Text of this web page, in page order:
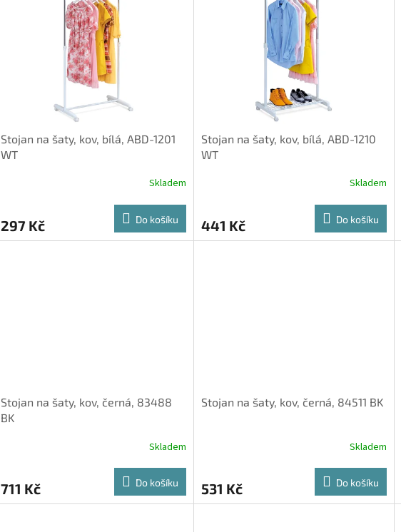
Stojan na šaty, kov, bílá, ABD-1201
WT
Skladem
297 Kč Do košíku
Stojan na šaty, kov, bílá, ABD-1210
WT
Skladem
441 Kč Do košíku
Stojan na šaty, kov, černá, 83488
BK
Skladem
711 Kč Do košíku
Stojan na šaty, kov, černá, 84511 BK
Skladem
531 Kč Do košíku